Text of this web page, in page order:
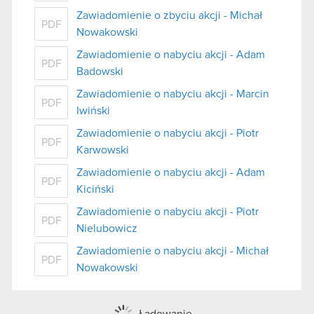
PDF
Zawiadomienie o zbyciu akcji - Michał
Nowakowski
PDF
Zawiadomienie o nabyciu akcji - Adam
Badowski
PDF
Zawiadomienie o nabyciu akcji - Marcin
Iwiński
PDF
Zawiadomienie o nabyciu akcji - Piotr
Karwowski
PDF
Zawiadomienie o nabyciu akcji - Adam
Kiciński
PDF
Zawiadomienie o nabyciu akcji - Piotr
Nielubowicz
PDF
Zawiadomienie o nabyciu akcji - Michał
Nowakowski